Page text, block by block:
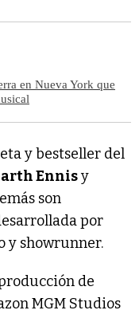
en Nueva York que
y bestseller del
Ennisy
son
por
y showrunner.
de
MGM Studios